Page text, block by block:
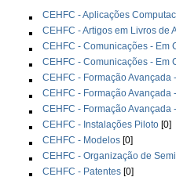
CEHFC - Aplicações
CEHFC - Artigos em Livros de
CEHFC - Comunicações - Em
CEHFC - Comunicações - Em
CEHFC - Formação Avançada
CEHFC - Formação Avançada
CEHFC - Formação Avançada
CEHFC - Instalações Piloto [0]
CEHFC - Modelos [0]
CEHFC - Organização de
CEHFC - Patentes [0]